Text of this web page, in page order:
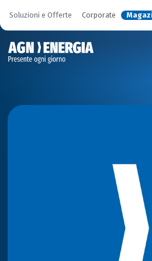
Soluzioni e Offerte Corporate